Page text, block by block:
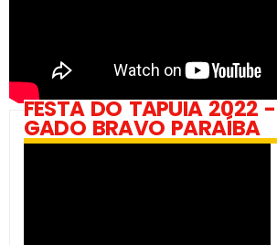
FESTA DO TAPUIA 2022 -
GADO BRAVO PARAÍBA